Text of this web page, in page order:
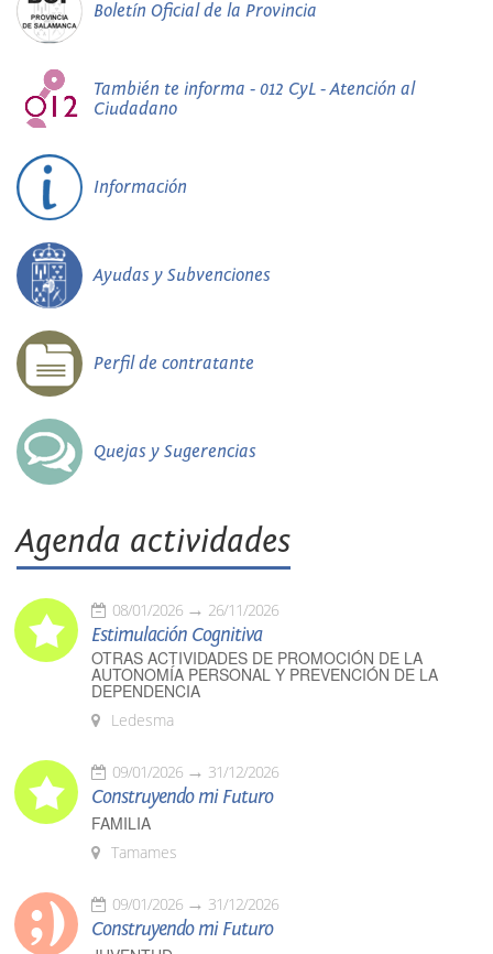
Boletín Oficial de la Provincia
También te informa - 012 CyL - Atención al
Ciudadano
Información
Ayudas y Subvenciones
Perfil de contratante
Quejas y Sugerencias
Agenda actividades
08/01/2026 26/11/2026
Estimulación Cognitiva
OTRAS ACTIVIDADES DE PROMOCIÓN DE LA
AUTONOMÍA PERSONAL Y PREVENCIÓN DE LA
DEPENDENCIA
Ledesma
09/01/2026 31/12/2026
Construyendo mi Futuro
FAMILIA
Tamames
09/01/2026 31/12/2026
Construyendo mi Futuro